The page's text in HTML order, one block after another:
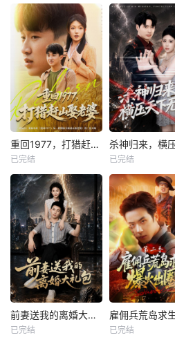
重回1977，打猎赶山娶老婆
已完结 已完结
前妻送我的离婚大礼包
已完结 已完结